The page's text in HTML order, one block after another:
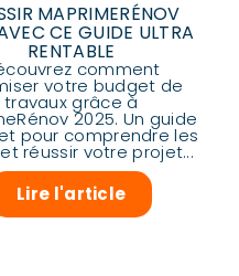
MAPRIMERÉNOV
CE GUIDE ULTRA
RENTABLE
comment
votre budget de
travaux grâce à
2025. Un guide
pour comprendre les
réussir votre projet...
Lire l'article